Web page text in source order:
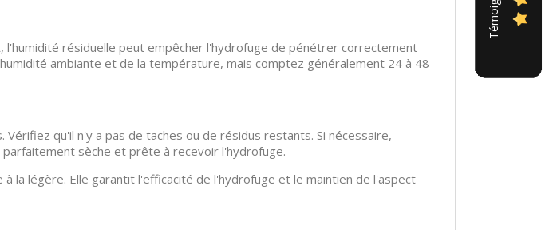
résiduelle peut empêcher l'hydrofuge de pénétrer correctement
ambiante et de la température, mais comptez généralement 24 à 48
qu'il n'y a pas de taches ou de résidus restants. Si nécessaire,
sèche et prête à recevoir l'hydrofuge.
la légère. Elle garantit l'efficacité de l'hydrofuge et le maintien de l'aspect